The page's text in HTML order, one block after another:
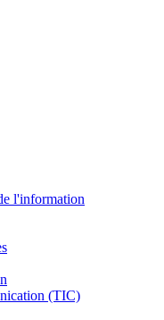
l'information
(TIC)